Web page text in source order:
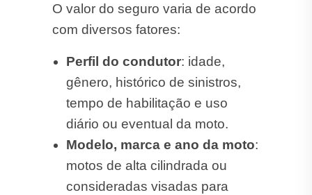
O valor do seguro varia de acordo
com diversos fatores:
Perfil do condutor: idade,
gênero, histórico de sinistros,
tempo de habilitação e uso
diário ou eventual da moto.
Modelo, marca e ano da moto:
motos de alta cilindrada ou
consideradas visadas para